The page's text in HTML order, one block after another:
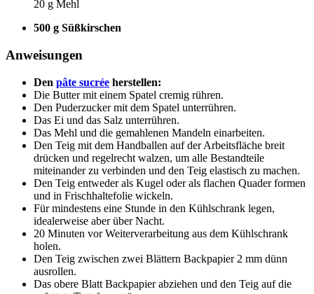
20 g Mehl
500 g Süßkirschen
Anweisungen
Den pâte sucrée herstellen:
Die Butter mit einem Spatel cremig rühren.
Den Puderzucker mit dem Spatel unterrühren.
Das Ei und das Salz unterrühren.
Das Mehl und die gemahlenen Mandeln einarbeiten.
Den Teig mit dem Handballen auf der Arbeitsfläche breit
drücken und regelrecht walzen, um alle Bestandteile
miteinander zu verbinden und den Teig elastisch zu machen.
Den Teig entweder als Kugel oder als flachen Quader formen
und in Frischhaltefolie wickeln.
Für mindestens eine Stunde in den Kühlschrank legen,
idealerweise aber über Nacht.
20 Minuten vor Weiterverarbeitung aus dem Kühlschrank
holen.
Den Teig zwischen zwei Blättern Backpapier 2 mm dünn
ausrollen.
Das obere Blatt Backpapier abziehen und den Teig auf die